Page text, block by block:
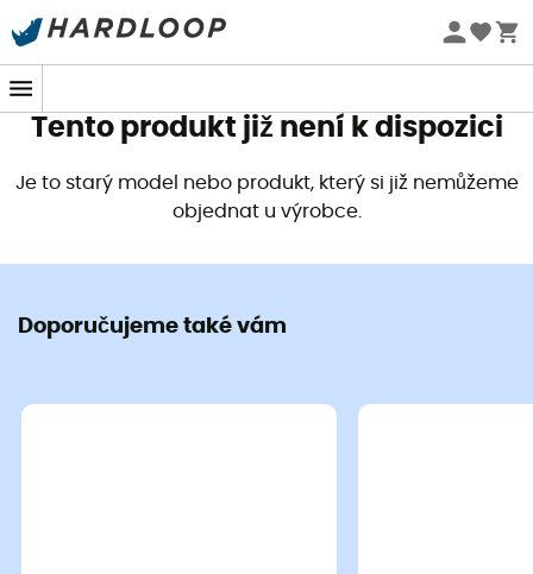
Letní akce 🔥 -5 % EXTRA při nákupu 2 produktů* s kódem
Tento produkt již není k dispozici
Je to starý model nebo produkt, který si již nemůžeme
objednat u výrobce.
Doporučujeme také vám